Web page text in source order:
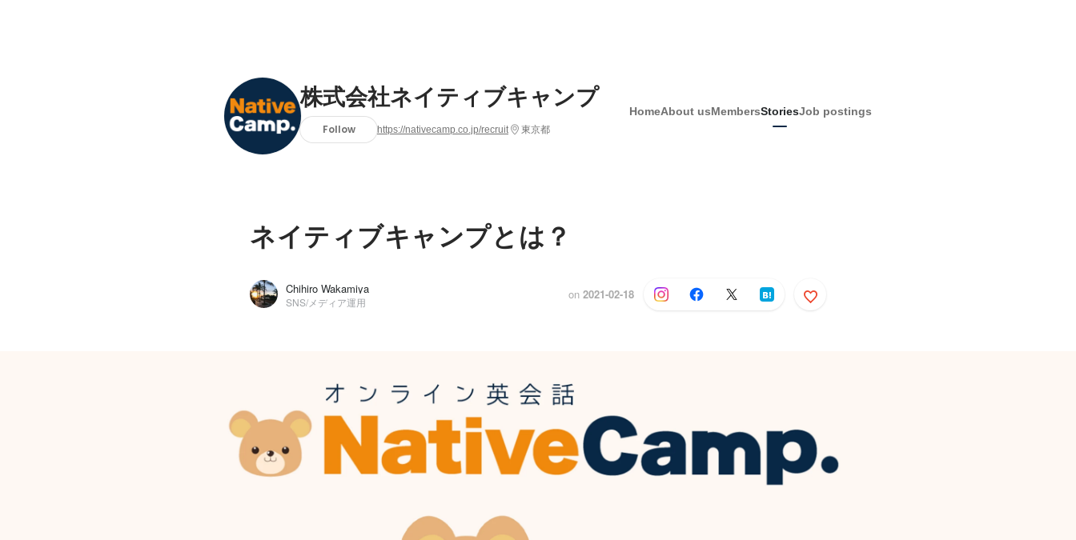
株式会社ネイティブキャンプ
Follow https://nativecamp.co.jp/recruit 東京都
HomeAbout usMembersStoriesJob postings
ネイティブキャンプとは？
Chihiro Wakamiya
SNS/メディア運用
on 2021-02-18